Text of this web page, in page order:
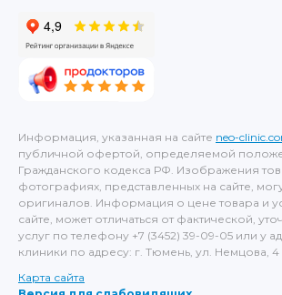
Информация, указанная на сайте neo-
публичной офертой, определяемой
Гражданского кодекса РФ. Изображения
фотографиях, представленных на сайте,
оригиналов. Информация о цене товара и
сайте, может отличаться от фактической,
услуг по телефону +7 (3452) 39-09-05 или у
клиники по адресу: г. Тюмень, ул. Немцова, 4
Карта сайта